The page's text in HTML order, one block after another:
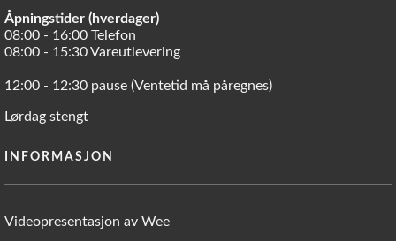
Åpningstider (hverdager)
08:00 - 16:00 Telefon
08:00 - 15:30 Vareutlevering
12:00 - 12:30 pause (Ventetid må påregnes)
Lørdag stengt
INFORMASJON
Videopresentasjon av Wee